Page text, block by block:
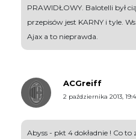
PRAWIDŁOWY. Balotelli był
przepisów jest KARNY i tyle.
Ajax a to nieprawda.
ACGreiff
2 października 2013,
Abyss - pkt 4 dokładnie ! Co